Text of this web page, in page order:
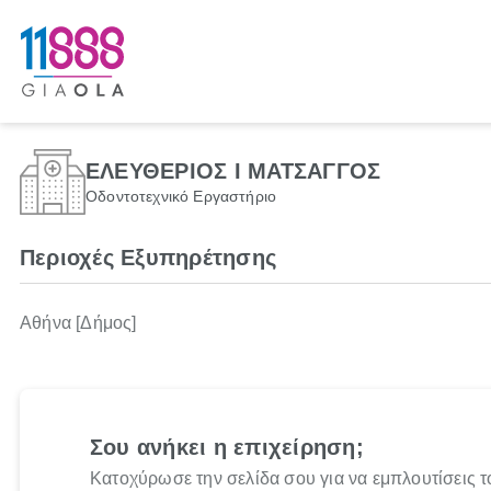
ΕΛΕΥΘΕΡΙΟΣ Ι ΜΑΤΣΑΓΓΟΣ
Οδοντοτεχνικό Εργαστήριο
Περιοχές Εξυπηρέτησης
Αθήνα [Δήμος]
Σου ανήκει η επιχείρηση;
Κατοχύρωσε την σελίδα σου για να εμπλουτίσεις